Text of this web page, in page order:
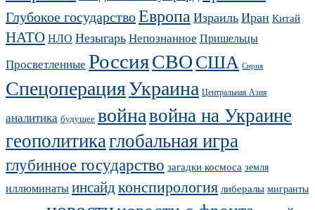
Глубокое государствоЕвропаИзраильИран Китай
НАТОНЛО НезыгарьНепознанное Пришельцы
Просветленные РоссияСВОСША Сирия
СпецоперацияУкраина Центральная Азия
аналитика будущее войнавойна на Украине
геополитикаглобальная игра
глубинное государство загадки космоса земля
иллюминатыинсайдконспирология либералы мигранты